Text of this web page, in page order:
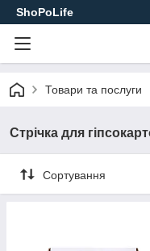
ShoPoLife
Товари та послуги
Стрічка для
Сортування